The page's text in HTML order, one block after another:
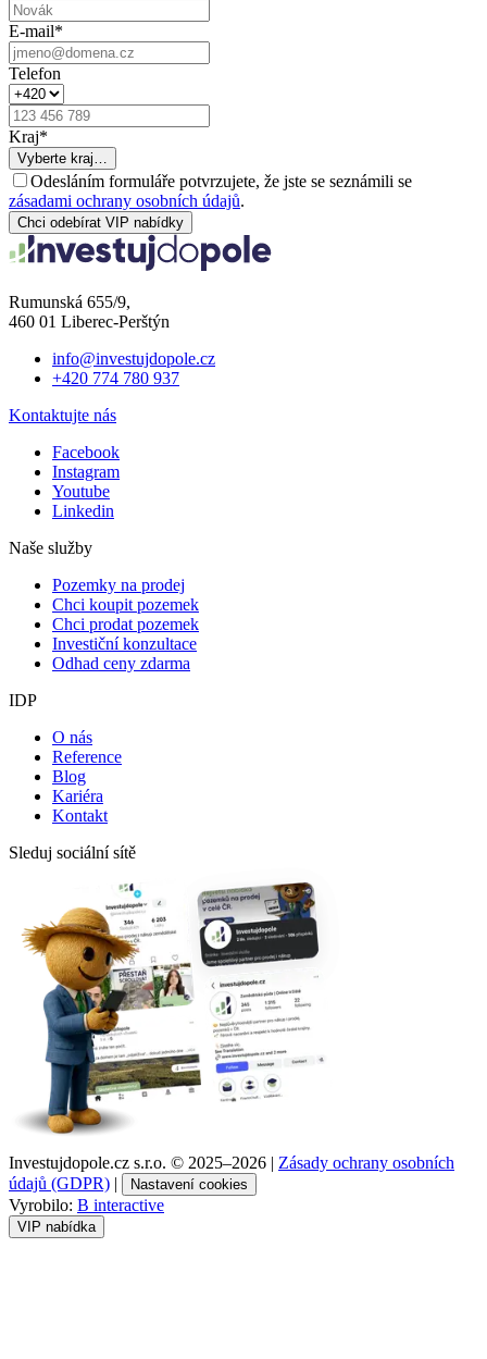
E-mail*
Telefon
Kraj*
Vyberte kraj…
Odesláním formuláře potvrzujete, že jste se seznámili se
zásadami ochrany osobních údajů.
Chci odebírat VIP nabídky
Rumunská 655/9,
460 01 Liberec-Perštýn
info@investujdopole.cz
+420 774 780 937
Kontaktujte nás
Facebook
Instagram
Youtube
Linkedin
Naše služby
Pozemky na prodej
Chci koupit pozemek
Chci prodat pozemek
Investiční konzultace
Odhad ceny zdarma
IDP
O nás
Reference
Blog
Kariéra
Kontakt
Sleduj sociální sítě
Investujdopole.cz s.r.o. © 2025–2026 | Zásady ochrany osobních
údajů (GDPR) | Nastavení cookies
Vyrobilo: B interactive
VIP nabídka